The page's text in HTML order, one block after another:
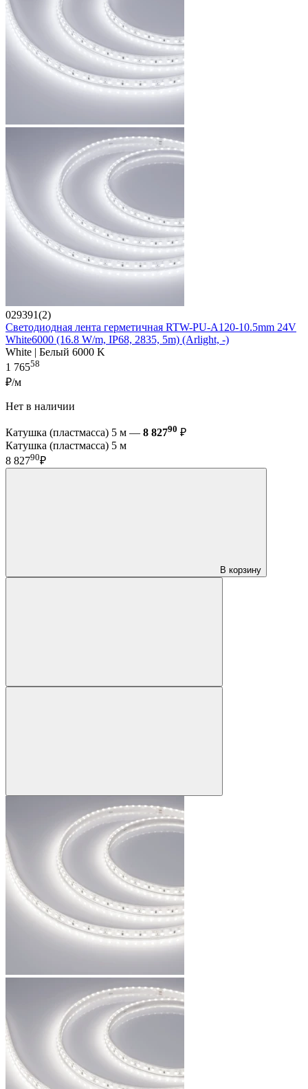
029391(2)
Светодиодная лента герметичная RTW-PU-A120-10.5mm 24V
White6000 (16.8 W/m, IP68, 2835, 5m) (Arlight, -)
White | Белый 6000 K
1 76558
₽/м
Нет в наличии
Катушка (пластмасса) 5 м — 8 82790 ₽
Катушка (пластмасса) 5 м
8 82790₽
В корзину